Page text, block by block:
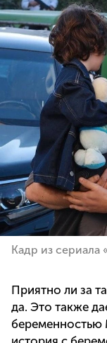
Кадр из сериала
Приятно ли за
да. Это также
беременностью